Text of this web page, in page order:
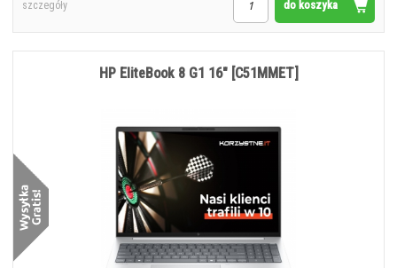
do koszyka
szczegóły
HP EliteBook 8 G1 16" [C51MMET]